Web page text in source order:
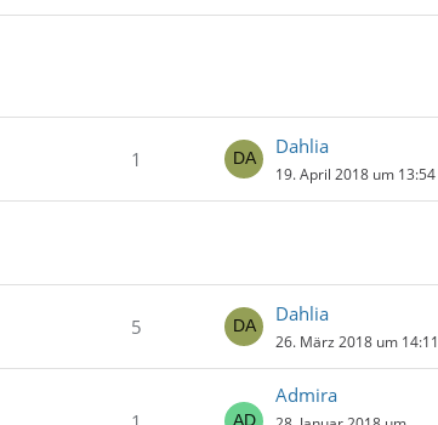
1
Dahlia
19. April 2018 um 13:54
5
Dahlia
26. März 2018 um 14:11
Admira